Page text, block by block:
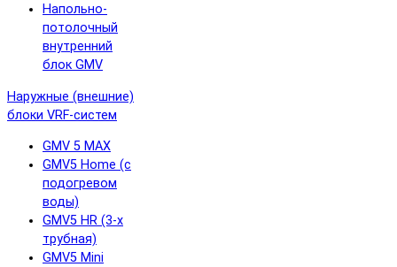
Напольно-
потолочный
внутренний
блок GMV
Наружные (внешние)
блоки VRF-систем
GMV 5 MAX
GMV5 Home (с
подогревом
воды)
GMV5 HR (3-х
трубная)
GMV5 Mini